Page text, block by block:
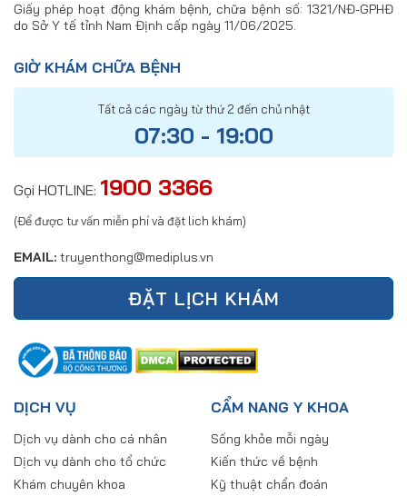
Giấy phép hoạt động khám bệnh, chữa bệnh số: 1321/NĐ-GPHĐ
do Sở Y tế tỉnh Nam Định cấp ngày 11/06/2025.
GIỜ KHÁM CHỮA BỆNH
Tất cả các ngày từ thứ 2 đến chủ nhật
07:30 - 19:00
Gọi HOTLINE: 1900 3366
(Để được tư vấn miễn phí và đặt lich khám)
EMAIL: truyenthong@mediplus.vn
ĐẶT LỊCH KHÁM
DỊCH VỤ
Dịch vụ dành cho cá nhân
Dịch vụ dành cho tổ chức
Khám chuyên khoa
CẨM NANG Y KHOA
Sống khỏe mỗi ngày
Kiến thức về bệnh
Kỹ thuật chẩn đoán